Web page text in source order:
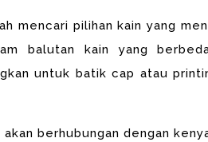
mencari pilihan kain yang
balutan kain yang
untuk batik cap atau
berhubungan dengan